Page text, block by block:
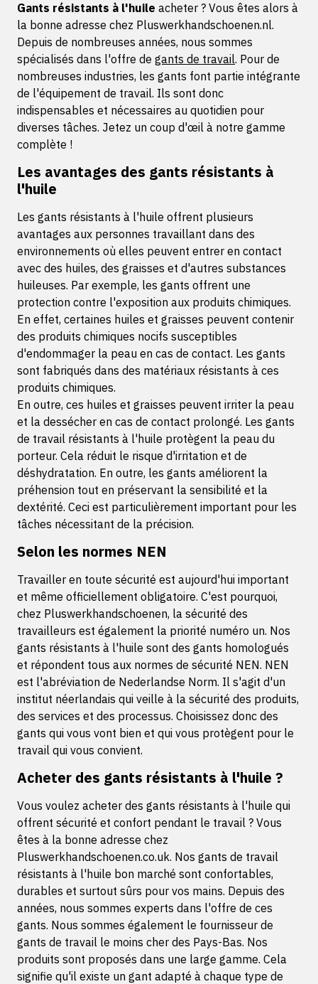
Gants résistants à l'huile acheter ? Vous êtes alors à
la bonne adresse chez Pluswerkhandschoenen.nl.
Depuis de nombreuses années, nous sommes
spécialisés dans l'offre de gants de travail. Pour de
nombreuses industries, les gants font partie intégrante
de l'équipement de travail. Ils sont donc
indispensables et nécessaires au quotidien pour
diverses tâches. Jetez un coup d'œil à notre gamme
complète !
Les avantages des gants résistants à
l'huile
Les gants résistants à l'huile offrent plusieurs
avantages aux personnes travaillant dans des
environnements où elles peuvent entrer en contact
avec des huiles, des graisses et d'autres substances
huileuses. Par exemple, les gants offrent une
protection contre l'exposition aux produits chimiques.
En effet, certaines huiles et graisses peuvent contenir
des produits chimiques nocifs susceptibles
d'endommager la peau en cas de contact. Les gants
sont fabriqués dans des matériaux résistants à ces
produits chimiques.
En outre, ces huiles et graisses peuvent irriter la peau
et la dessécher en cas de contact prolongé. Les gants
de travail résistants à l'huile protègent la peau du
porteur. Cela réduit le risque d'irritation et de
déshydratation. En outre, les gants améliorent la
préhension tout en préservant la sensibilité et la
dextérité. Ceci est particulièrement important pour les
tâches nécessitant de la précision.
Selon les normes NEN
Travailler en toute sécurité est aujourd'hui important
et même officiellement obligatoire. C'est pourquoi,
chez Pluswerkhandschoenen, la sécurité des
travailleurs est également la priorité numéro un. Nos
gants résistants à l'huile sont des gants homologués
et répondent tous aux normes de sécurité NEN. NEN
est l'abréviation de Nederlandse Norm. Il s'agit d'un
institut néerlandais qui veille à la sécurité des produits,
des services et des processus. Choisissez donc des
gants qui vous vont bien et qui vous protègent pour le
travail qui vous convient.
Acheter des gants résistants à l'huile ?
Vous voulez acheter des gants résistants à l'huile qui
offrent sécurité et confort pendant le travail ? Vous
êtes à la bonne adresse chez
Pluswerkhandschoenen.co.uk. Nos gants de travail
résistants à l'huile bon marché sont confortables,
durables et surtout sûrs pour vos mains. Depuis des
années, nous sommes experts dans l'offre de ces
gants. Nous sommes également le fournisseur de
gants de travail le moins cher des Pays-Bas. Nos
produits sont proposés dans une large gamme. Cela
signifie qu'il existe un gant adapté à chaque type de